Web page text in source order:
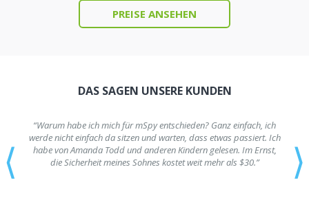
PREISE ANSEHEN
DAS SAGEN UNSERE KUNDEN
“Warum habe ich mich für mSpy entschieden? Ganz einfach, ich
werde nicht einfach da sitzen und warten, dass etwas passiert. Ich
habe von Amanda Todd und anderen Kindern gelesen. Im Ernst,
die Sicherheit meines Sohnes kostet weit mehr als $30.”
⟨ ⟩